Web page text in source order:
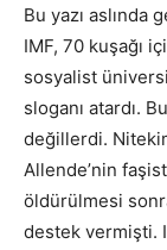
Bu yazı aslında
IMF, 70 kuşağı
sosyalist
sloganı atardı.
değillerdi.
Allende’nin
öldürülmesi
destek vermişti.